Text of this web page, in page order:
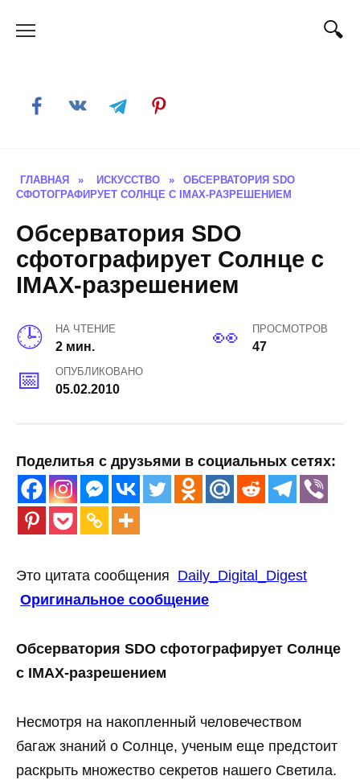
ГЛАВНАЯ » ИСКУССТВО »
ОБСЕРВАТОРИЯ SDO
СФОТОГРАФИРУЕТ СОЛНЦЕ С IMAX-РАЗРЕШЕНИЕМ
Обсерватория SDO
сфотографирует Солнце с
IMAX-разрешением
НА ЧТЕНИЕ
2 мин.
ПРОСМОТРОВ
47
ОПУБЛИКОВАНО
05.02.2010
Поделитья с друзьями в социальных сетях:
Это цитата сообщения Daily_Digital_Digest
Оригинальное сообщение
Обсерватория SDO сфотографирует Солнце
с IMAX-разрешением
Несмотря на накопленный человечеством
багаж знаний о Солнце, ученым еще предстоит
раскрыть множество секретов нашего Светила.